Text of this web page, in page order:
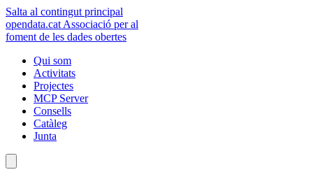
Salta al contingut principal
opendata.cat Associació per al
foment de les dades obertes
Qui som
Activitats
Projectes
MCP Server
Consells
Catàleg
Junta